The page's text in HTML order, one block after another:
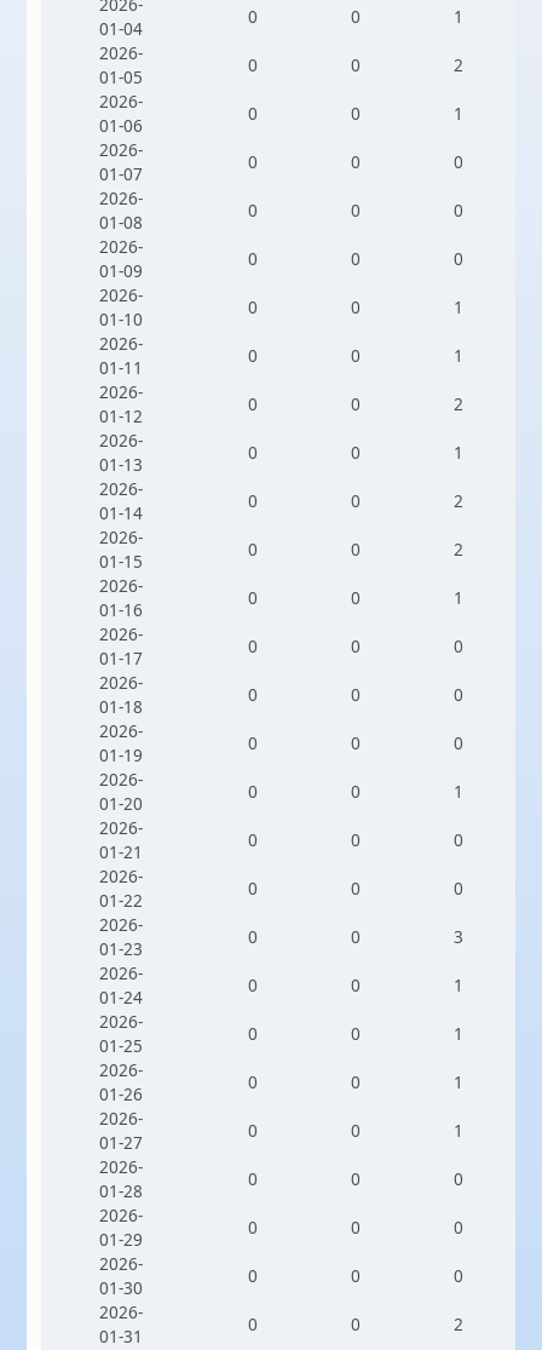
2026-
01-04
0 0
1
2026-
01-05
0 0
2
2026-
01-06
0 0
1
2026-
01-07
0 0
0
2026-
01-08
0 0
0
2026-
01-09
0 0
0
2026-
01-10
0 0
1
2026-
01-11
0 0
1
2026-
01-12
0 0
2
2026-
01-13
0 0
1
2026-
01-14
0 0
2
2026-
01-15
0 0
2
2026-
01-16
0 0
1
2026-
01-17
0 0
0
2026-
01-18
0 0
0
2026-
01-19
0 0
0
2026-
01-20
0 0
1
2026-
01-21
0 0
0
2026-
01-22
0 0
0
2026-
01-23
0 0
3
2026-
01-24
0 0
1
2026-
01-25
0 0
1
2026-
01-26
0 0
1
2026-
01-27
0 0
1
2026-
01-28
0 0
0
2026-
01-29
0 0
0
2026-
01-30
0 0
0
2026-
01-31
0 0
2